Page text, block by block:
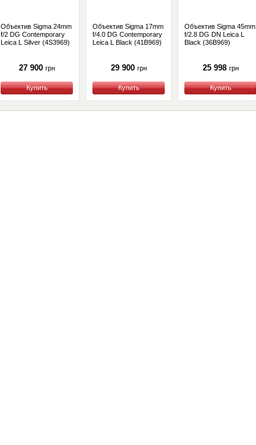
Объектив Sigma 24mm
f/2 DG Contemporary
Leica L Silver (4S3969)
27 900 грн
Купить
Объектив Sigma 17mm
f/4.0 DG Contemporary
Leica L Black (41B969)
29 900 грн
Купить
Объектив Sigma 45mm
f/2.8 DG DN Leica L
Black (36B969)
25 998 грн
Купить